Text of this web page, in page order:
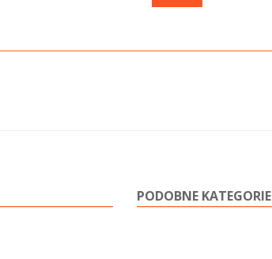
PODOBNE KATEGORIE